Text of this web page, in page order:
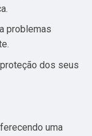
problemas
dos seus
uma